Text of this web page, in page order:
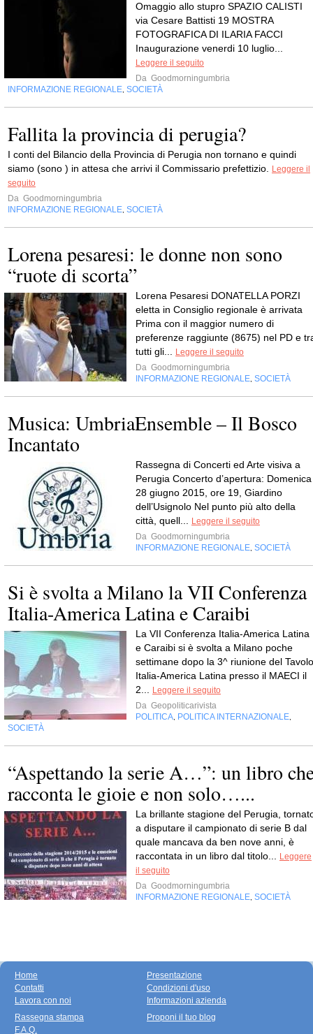
Omaggio allo stupro SPAZIO CALISTI
via Cesare Battisti 19 MOSTRA
FOTOGRAFICA DI ILARIA FACCI
Inaugurazione venerdi 10 luglio...
Leggere il seguito
Da Goodmorningumbria
INFORMAZIONE REGIONALE SOCIETÀ
Fallita la provincia di perugia?
I conti del Bilancio della Provincia di Perugia non tornano e quindi
siamo (sono ) in attesa che arrivi il Commissario prefettizio.
Leggere il
seguito
Da Goodmorningumbria
INFORMAZIONE REGIONALE SOCIETÀ
Lorena pesaresi: le donne non sono
“ruote di scorta”
Lorena Pesaresi DONATELLA PORZI
eletta in Consiglio regionale è arrivata
Prima con il maggior numero di
preferenze raggiunte (8675) nel PD e
tutti gli...
Leggere il seguito
Da Goodmorningumbria
INFORMAZIONE REGIONALE SOCIETÀ
Musica: UmbriaEnsemble – Il Bosco
Incantato
Rassegna di Concerti ed Arte visiva a
Perugia Concerto d’apertura: Domenica
28 giugno 2015, ore 19, Giardino
dell’Usignolo Nel punto più alto della
città, quell...
Leggere il seguito
Da Goodmorningumbria
INFORMAZIONE REGIONALE SOCIETÀ
Si è svolta a Milano la VII Conferenza
Italia-America Latina e Caraibi
La VII Conferenza Italia-America Latina
e Caraibi si è svolta a Milano poche
settimane dopo la 3^ riunione del Tavolo
Italia-America Latina presso il MAECI il
2...
Leggere il seguito
Da Geopoliticarivista
POLITICA POLITICA INTERNAZIONALE
SOCIETÀ
“Aspettando la serie A…”: un libro
racconta le gioie e non solo…...
La brillante stagione del Perugia,
a disputare il campionato di serie B dal
quale mancava da ben nove anni, è
raccontata in un libro dal titolo...
Leggere
il seguito
Da Goodmorningumbria
INFORMAZIONE REGIONALE SOCIETÀ
Home
Contatti
Lavora con noi
Presentazione
Condizioni d'uso
Informazioni azienda
Rassegna stampa
F.A.Q.
Proponi il tuo blog